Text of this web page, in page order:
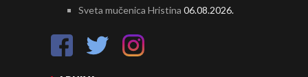
Sveta mučenica Hristina 06.08.2026.